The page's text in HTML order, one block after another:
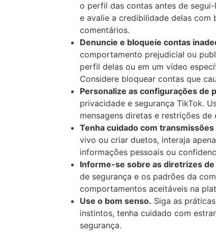
o perfil das contas antes de
e avalie a credibilidade delas com
comentários.
Denuncie e bloqueie contas
comportamento prejudicial ou
perfil delas ou em um vídeo
Considere bloquear contas que
Personalize as configurações de
privacidade e segurança TikTok.
mensagens diretas e restrições
Tenha cuidado com
vivo ou criar duetos, interaja
informações pessoais ou
Informe-se sobre as diretrizes de
de segurança e os padrões da
comportamentos aceitáveis na
Use o bom senso. Siga as
instintos, tenha cuidado com
segurança.